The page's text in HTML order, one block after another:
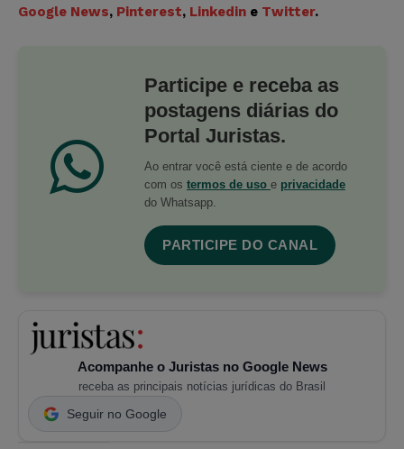
Google News, Pinterest, Linkedin e Twitter.
Participe e receba as
postagens diárias do
Portal Juristas.
Ao entrar você está ciente e de acordo
com os termos de uso e privacidade
do Whatsapp.
PARTICIPE DO CANAL
Acompanhe o Juristas no Google News
receba as principais notícias jurídicas do Brasil
Seguir no Google